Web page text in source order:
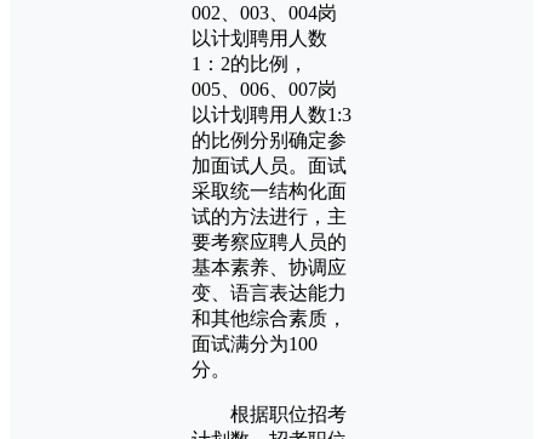
002、003、004岗
以计划聘用人数
1：2的比例，
005、006、007岗
以计划聘用人数1:3
的比例分别确定参
加面试人员。面试
采取统一结构化面
试的方法进行，主
要考察应聘人员的
基本素养、协调应
变、语言表达能力
和其他综合素质，
面试满分为100
分。
根据职位招考